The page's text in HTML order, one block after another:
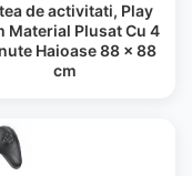
de activitati, Play
Material Plusat Cu 4
Haioase 88 x 88
cm